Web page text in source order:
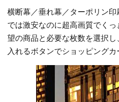
横断幕／垂れ幕／ターポリン
では激安なのに超高画質でく
望の商品と必要な枚数を選択
入れるボタンでショッピングカ